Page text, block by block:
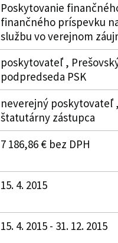
Poskytovanie
finančného príspevku
službu vo verejnom
poskytovateľ ,
podpredseda PSK
neverejný poskytovateľ ,
štatutárny zástupca
7 186,86 € bez DPH
15. 4. 2015
15. 4. 2015 - 31. 12. 2015